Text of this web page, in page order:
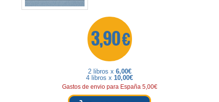
3,90 €
2 libros x 6,00€
4 libros x 10,00€
Gastos de envio para España 5,00€